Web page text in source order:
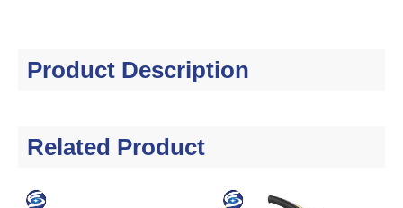
Product Description
Related Product